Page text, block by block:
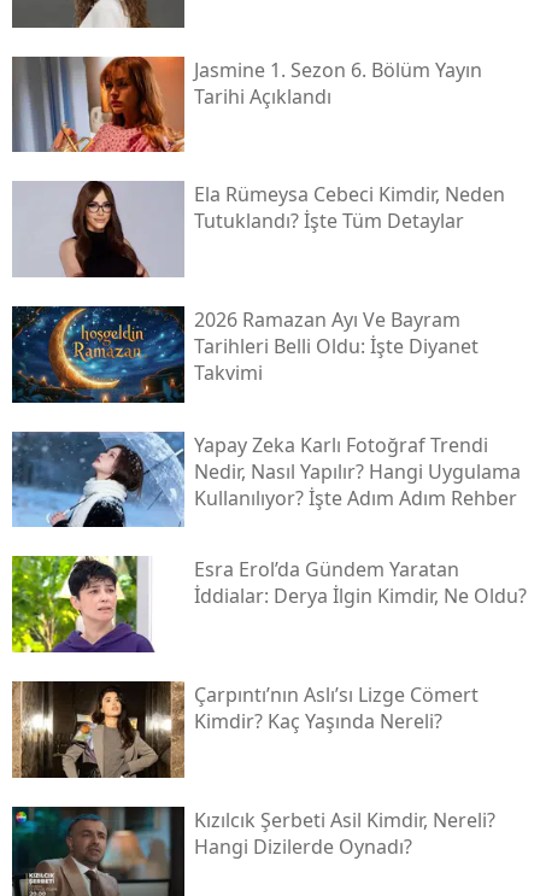
Jasmine 1. Sezon 6. Bölüm Yayın
Tarihi Açıklandı
Ela Rümeysa Cebeci Kimdir, Neden
Tutuklandı? İşte Tüm Detaylar
2026 Ramazan Ayı Ve Bayram
Tarihleri Belli Oldu: İşte Diyanet
Takvimi
Yapay Zeka Karlı Fotoğraf Trendi
Nedir, Nasıl Yapılır? Hangi Uygulama
Kullanılıyor? İşte Adım Adım Rehber
Esra Erol’da Gündem Yaratan
İddialar: Derya İlgin Kimdir, Ne Oldu?
Çarpıntı’nın Aslı’sı Lizge Cömert
Kimdir? Kaç Yaşında Nereli?
Kızılcık Şerbeti Asil Kimdir, Nereli?
Hangi Dizilerde Oynadı?